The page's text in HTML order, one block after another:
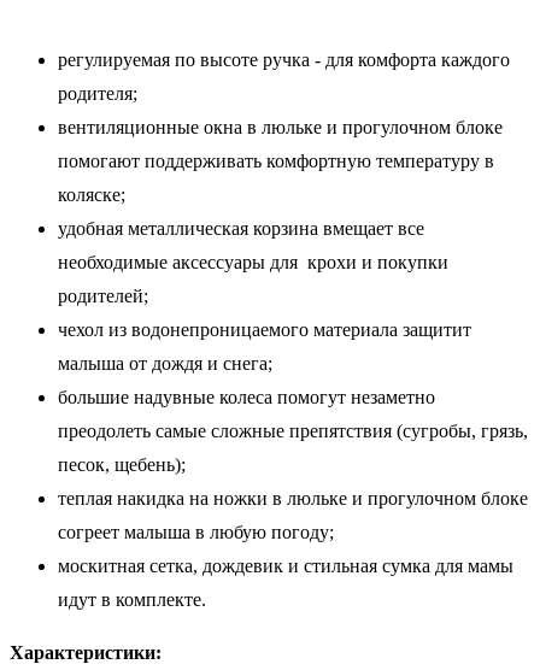
регулируемая по высоте ручка - для комфорта каждого
родителя;
вентиляционные окна в люльке и прогулочном блоке
помогают поддерживать комфортную температуру в
коляске;
удобная металлическая корзина вмещает все
необходимые аксессуары для крохи и покупки
родителей;
чехол из водонепроницаемого материала защитит
малыша от дождя и снега;
большие надувные колеса помогут незаметно
преодолеть самые сложные препятствия (сугробы, грязь,
песок, щебень);
теплая накидка на ножки в люльке и прогулочном блоке
согреет малыша в любую погоду;
москитная сетка, дождевик и стильная сумка для мамы
идут в комплекте.
Характеристики: